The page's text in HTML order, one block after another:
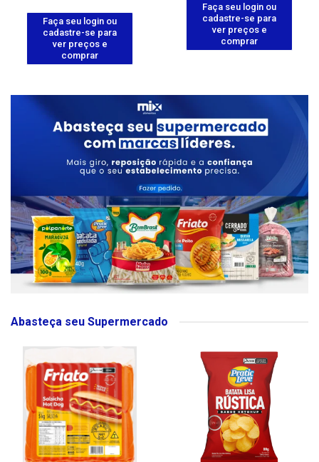
Faça seu login ou
cadastre-se para
ver preços e
comprar
Faça seu login ou
cadastre-se para
ver preços e
comprar
Abasteça seu Supermercado